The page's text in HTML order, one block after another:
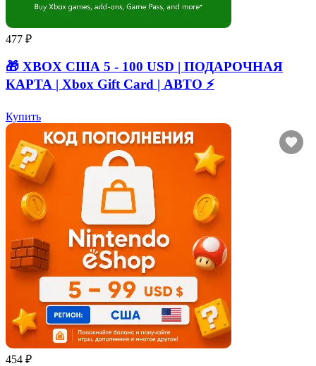
477 ₽
🎁 XBOX США 5 - 100 USD | ПОДАРОЧНАЯ
КАРТА | Xbox Gift Card | АВТО ⚡
Купить
454 ₽